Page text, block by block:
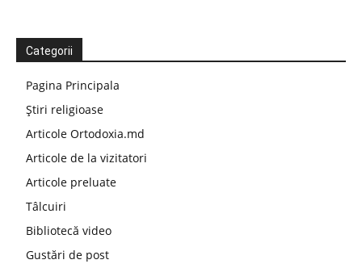
Categorii
Pagina Principala
Știri religioase
Articole Ortodoxia.md
Articole de la vizitatori
Articole preluate
Tâlcuiri
Bibliotecă video
Gustări de post